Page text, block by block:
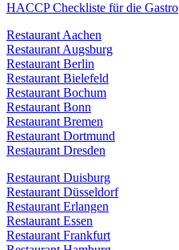
HACCP Checkliste für die Gastro
Restaurant Aachen
Restaurant Augsburg
Restaurant Berlin
Restaurant Bielefeld
Restaurant Bochum
Restaurant Bonn
Restaurant Bremen
Restaurant Dortmund
Restaurant Dresden
Restaurant Duisburg
Restaurant Düsseldorf
Restaurant Erlangen
Restaurant Essen
Restaurant Frankfurt